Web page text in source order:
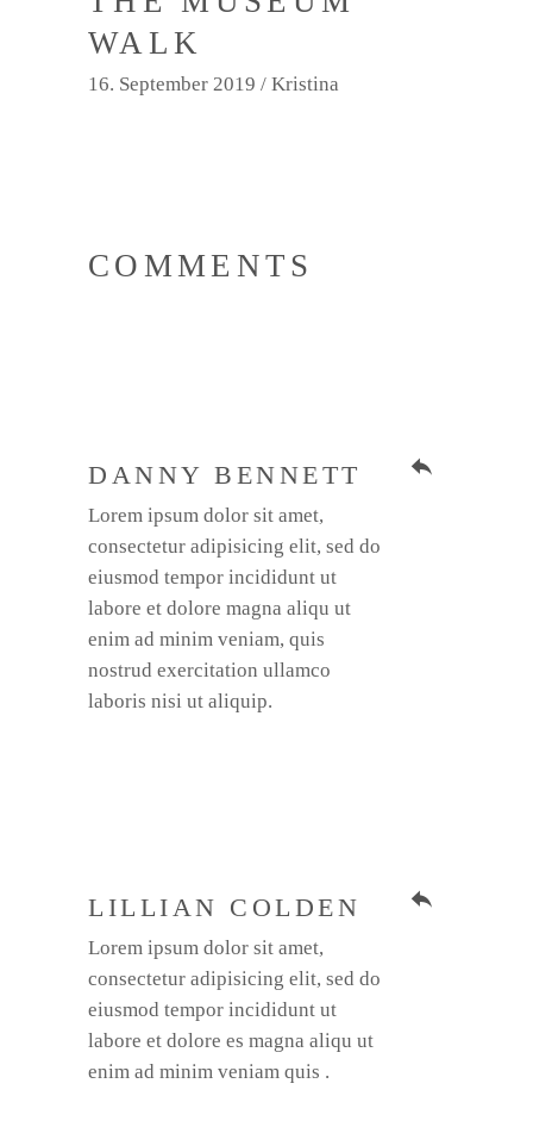
WALK
16. September 2019 Kristina
COMMENTS
reply
DANNY BENNETT
Lorem ipsum dolor sit amet,
consectetur adipisicing elit, sed do
eiusmod tempor incididunt ut
labore et dolore magna aliqu ut
enim ad minim veniam, quis
nostrud exercitation ullamco
laboris nisi ut aliquip.
reply
LILLIAN COLDEN
Lorem ipsum dolor sit amet,
consectetur adipisicing elit, sed do
eiusmod tempor incididunt ut
labore et dolore es magna aliqu ut
enim ad minim veniam quis .